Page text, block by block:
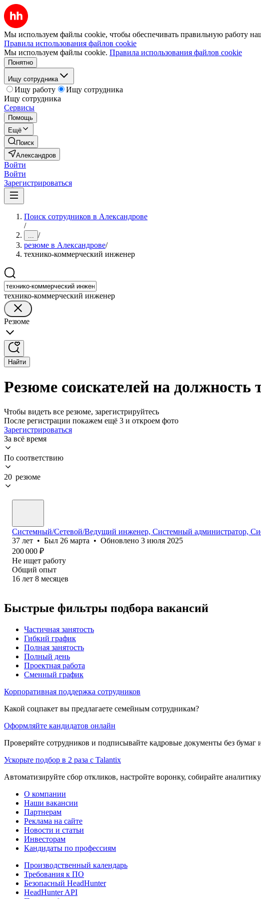
Мы используем файлы cookie, чтобы обеспечивать правильную работу
Правила использования файлов cookie
Мы используем файлы cookie. Правила использования файлов cookie
Понятно
Ищу сотрудника
Ищу работу
Ищу сотрудника
Ищу сотрудника
Сервисы
Помощь
Ещё
Поиск
Александров
Войти
Войти
Зарегистрироваться
Поиск сотрудников в Александрове
/
... /
резюме в Александрове/
технико-коммерческий инженер
технико-коммерческий инженер
Резюме
Найти
Резюме соискателей на
Чтобы видеть все резюме, зарегистрируйтесь
После регистрации покажем ещё 3 и откроем фото
Зарегистрироваться
За всё время
По соответствию
20 резюме
Системный/Сетевой/Ведущий инженер, Системный администратор,
37 лет • Был 26 марта • Обновлено 3 июля 2025
200 000 ₽
Не ищет работу
Общий опыт
16 лет 8 месяцев
Быстрые фильтры подбора вакансий
Частичная занятость
Гибкий график
Полная занятость
Полный день
Проектная работа
Сменный график
Корпоративная поддержка сотрудников
Какой соцпакет вы предлагаете семейным сотрудникам?
Оформляйте кандидатов онлайн
Проверяйте сотрудников и подписывайте кадровые документы без бумаг
Ускорьте подбор в 2 раза с Talantix
Автоматизируйте сбор откликов, настройте воронку, собирайте
О компании
Наши вакансии
Партнерам
Реклама на сайте
Новости и статьи
Инвесторам
Кандидаты по профессиям
Производственный календарь
Требования к ПО
Безопасный HeadHunter
HeadHunter API